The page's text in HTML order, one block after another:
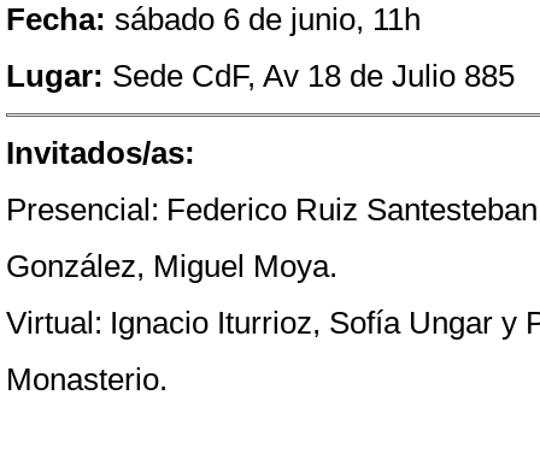
Fecha: sábado 6 de junio, 11h
Lugar: Sede CdF, Av 18 de Julio 885
Invitados/as:
Presencial: Federico Ruiz
González, Miguel Moya.
Virtual: Ignacio Iturrioz, Sofía Ungar y
Monasterio.